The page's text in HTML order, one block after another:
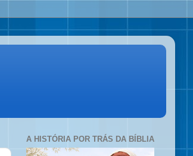
A HISTÓRIA POR TRÁS DA BÍBLIA